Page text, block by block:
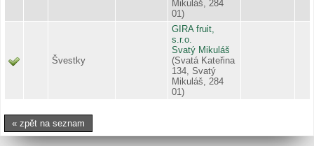
Mikuláš, 284
01)
Švestky
GIRA fruit,
s.r.o.
Svatý Mikuláš
(Svatá Kateřina
134, Svatý
Mikuláš, 284
01)
« zpět na seznam